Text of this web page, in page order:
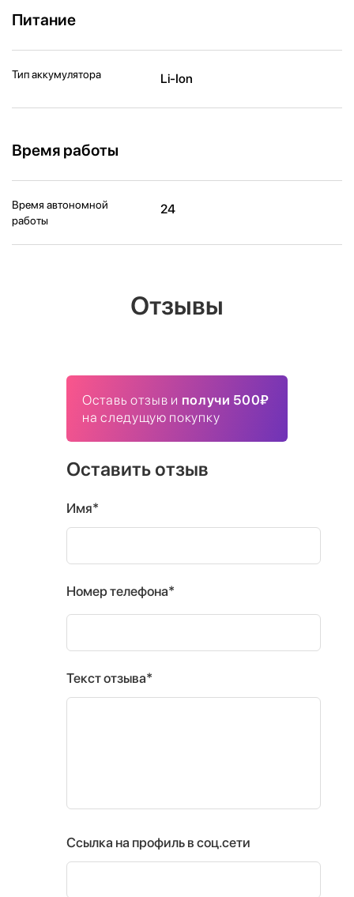
Питание
Тип аккумулятора Li-Ion
Время работы
Время автономной
работы
24
Отзывы
Оставь отзыв и получи 500₽
на следущую покупку
Оставить отзыв
Имя*
Номер телефона*
Текст отзыва*
Ссылка на профиль в соц.сети